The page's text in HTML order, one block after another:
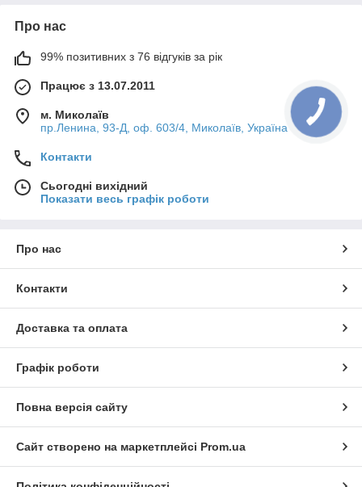
Про нас
99% позитивних з 76 відгуків за рік
Працює з 13.07.2011
м. Миколаїв
пр.Ленина, 93-Д, оф. 603/4, Миколаїв, Україна
Контакти
Сьогодні вихідний
Показати весь графік роботи
Про нас
Контакти
Доставка та оплата
Графік роботи
Повна версія сайту
Сайт створено на маркетплейсі Prom.ua